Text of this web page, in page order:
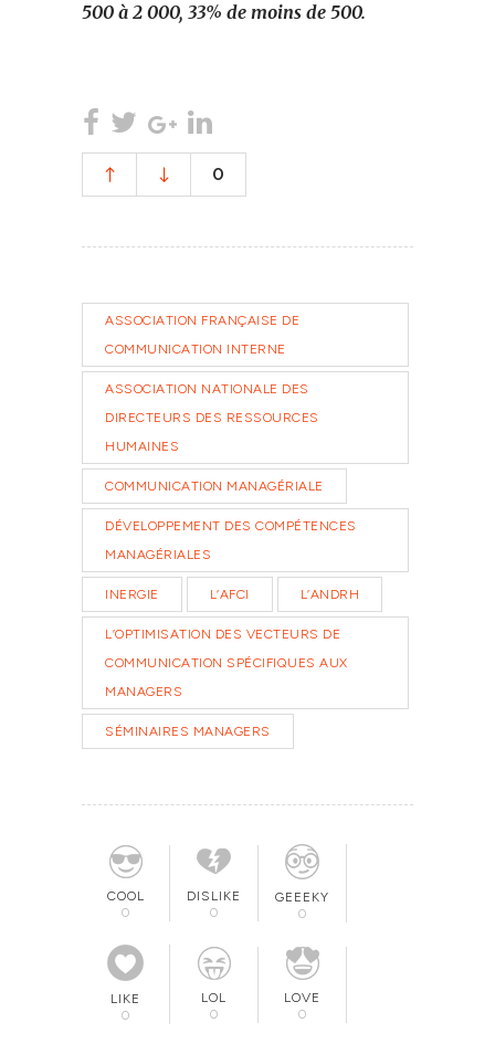
500 à 2 000, 33% de moins de 500.
0
ASSOCIATION FRANÇAISE DE
COMMUNICATION INTERNE
ASSOCIATION NATIONALE DES
DIRECTEURS DES RESSOURCES
HUMAINES
COMMUNICATION MANAGÉRIALE
DÉVELOPPEMENT DES COMPÉTENCES
MANAGÉRIALES
INERGIE L’AFCI L’ANDRH
L’OPTIMISATION DES VECTEURS DE
COMMUNICATION SPÉCIFIQUES AUX
MANAGERS
SÉMINAIRES MANAGERS
COOL
0
DISLIKE
0
GEEEKY
0
LIKE
0
LOL
0
LOVE
0